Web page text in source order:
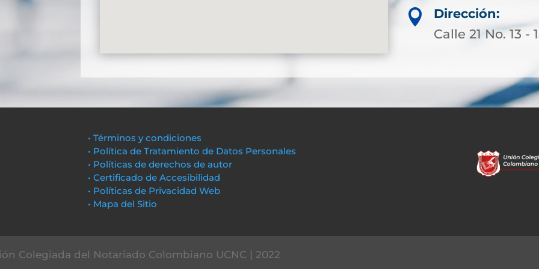

Dirección:
Calle 21 No. 13 -
• Términos y condiciones
• Política de Tratamiento de Datos Personales
• Políticas de derechos de autor
• Certificado de Accesibilidad
• Políticas de Privacidad Web
• Mapa del Sitio
Colegiada del Notariado Colombiano UCNC | 2022